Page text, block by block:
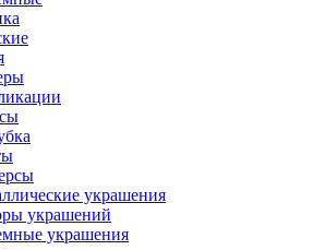
украшения
украшений
украшения